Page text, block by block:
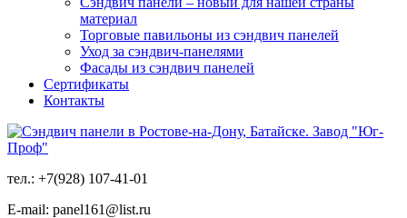
материал
Торговые павильоны из сэндвич панелей
Уход за сэндвич-панелями
Фасады из сэндвич панелей
Сертификаты
Контакты
тел.: +7(928) 107-41-01
E-mail: panel161@list.ru